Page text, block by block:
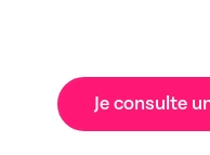
Je consulte